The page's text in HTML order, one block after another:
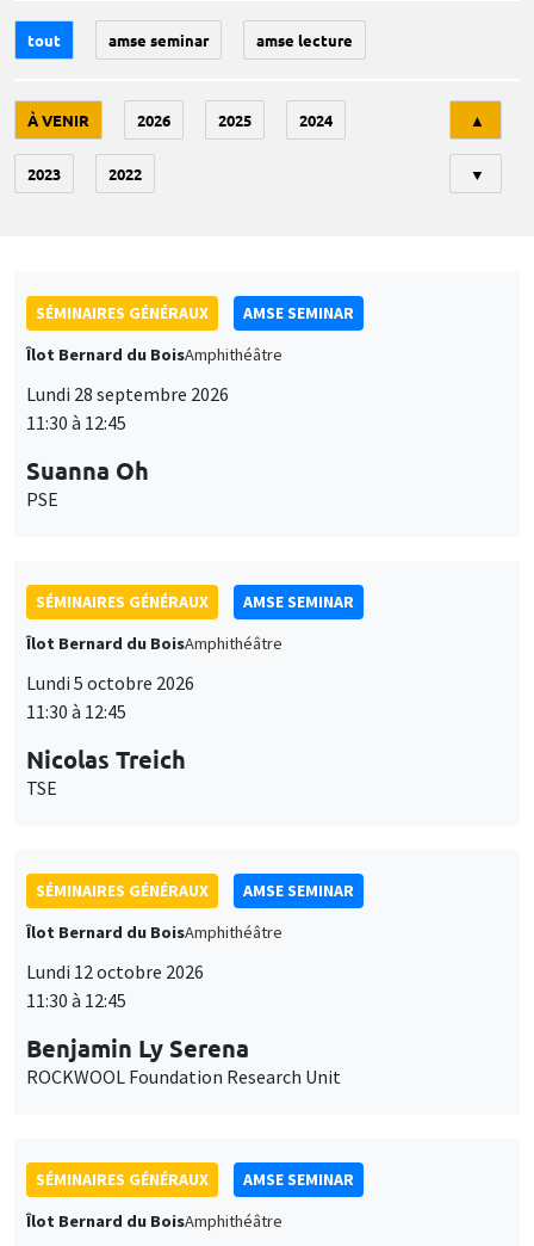
tout amse seminar amse lecture
À VENIR 2026 2025 2024
2023 2022
▲
▼
SÉMINAIRES GÉNÉRAUX
AMSE SEMINAR
Îlot Bernard du BoisAmphithéâtre
Lundi 28 septembre 2026
11:30 à 12:45
Suanna Oh
PSE
SÉMINAIRES GÉNÉRAUX
AMSE SEMINAR
Îlot Bernard du BoisAmphithéâtre
Lundi 5 octobre 2026
11:30 à 12:45
Nicolas Treich
TSE
SÉMINAIRES GÉNÉRAUX
AMSE SEMINAR
Îlot Bernard du BoisAmphithéâtre
Lundi 12 octobre 2026
11:30 à 12:45
Benjamin Ly Serena
ROCKWOOL Foundation Research Unit
SÉMINAIRES GÉNÉRAUX
AMSE SEMINAR
Îlot Bernard du BoisAmphithéâtre